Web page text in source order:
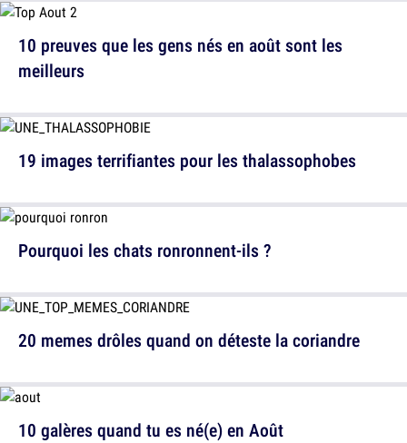
19 images terrifiantes pour les thalassophobes
20 memes drôles quand on déteste la coriandre
10 preuves que les gens nés en août sont les
meilleurs
Pourquoi les chats ronronnent-ils ?
10 galères quand tu es né(e) en Août